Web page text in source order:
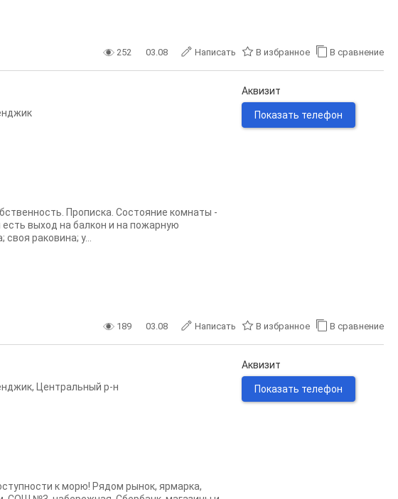
252 03.08 Написать В избранное В сравнение
Прописка. Состояние комнаты -
выход на балкон и на пожарную
раковина; у...
Аквизит
Показать телефон
189 03.08 Написать В избранное В сравнение
, Центральный р-н
к морю! Рядом рынок, ярмарка,
Аквизит
Показать телефон